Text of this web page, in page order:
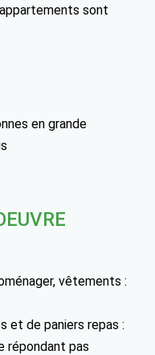
sont
en grande
vêtements :
et de paniers repas :
répondant pas